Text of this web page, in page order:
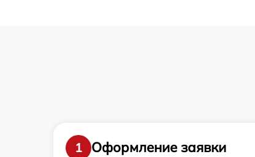
1
Оформление заявки